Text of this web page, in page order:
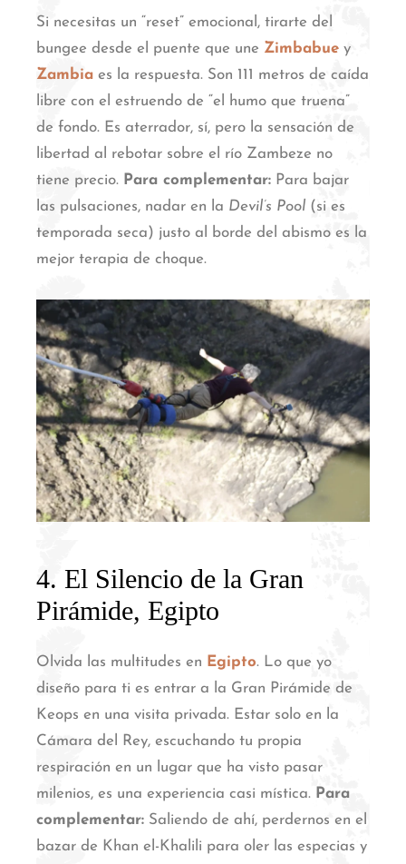
Si necesitas un “reset” emocional, tirarte del
bungee desde el puente que une Zimbabue y
Zambia es la respuesta. Son 111 metros de caída
libre con el estruendo de “el humo que truena”
de fondo. Es aterrador, sí, pero la sensación de
libertad al rebotar sobre el río Zambeze no
tiene precio. Para complementar: Para bajar
las pulsaciones, nadar en la Devil’s Pool (si es
temporada seca) justo al borde del abismo es la
mejor terapia de choque.
4. El Silencio de la Gran
Pirámide, Egipto
Olvida las multitudes en Egipto. Lo que yo
diseño para ti es entrar a la Gran Pirámide de
Keops en una visita privada. Estar solo en la
Cámara del Rey, escuchando tu propia
respiración en un lugar que ha visto pasar
milenios, es una experiencia casi mística. Para
complementar: Saliendo de ahí, perdernos en el
bazar de Khan el-Khalili para oler las especias y